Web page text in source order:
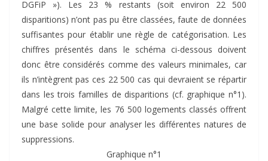
DGFiP »). Les 23 % restants (soit environ 22 500
disparitions) n’ont pas pu être classées, faute de données
suffisantes pour établir une règle de catégorisation. Les
chiffres présentés dans le schéma ci-dessous doivent
donc être considérés comme des valeurs minimales, car
ils n’intègrent pas ces 22 500 cas qui devraient se répartir
dans les trois familles de disparitions (cf. graphique n°1).
Malgré cette limite, les 76 500 logements classés offrent
une base solide pour analyser les différentes natures de
suppressions.
Graphique n°1